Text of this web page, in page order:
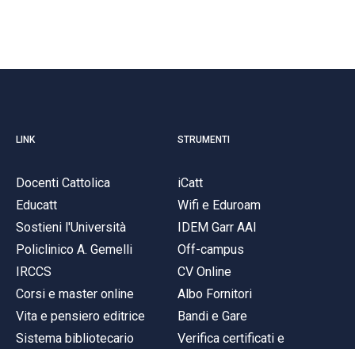
LINK
Docenti Cattolica
Educatt
Sostieni l'Università
Policlinico A. Gemelli
IRCCS
Corsi e master online
Vita e pensiero editrice
Sistema bibliotecario
STRUMENTI
iCatt
Wifi e Eduroam
IDEM Garr AAI
Off-campus
CV Online
Albo Fornitori
Bandi e Gare
Verifica certificati e